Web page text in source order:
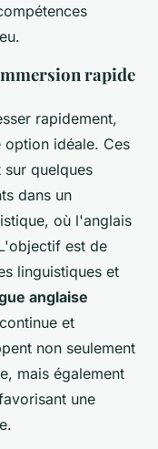
rapide
rapidement,
option idéale. Ces
quelques
dans un
où l'anglais
est de
linguistiques et
anglaise
et
non seulement
mais également
une